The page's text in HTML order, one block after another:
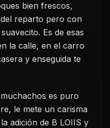
bien frescos,
reparto pero con
Es de esas
la calle, en el carro
y enseguida te
es puro
le mete un carisma
adición de B LOIIS y